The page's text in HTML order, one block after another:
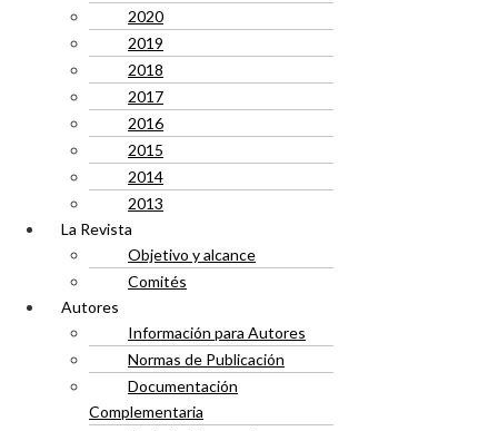
2020
2019
2018
2017
2016
2015
2014
2013
La Revista
Objetivo y alcance
Comités
Autores
Información para Autores
Normas de Publicación
Documentación
Complementaria